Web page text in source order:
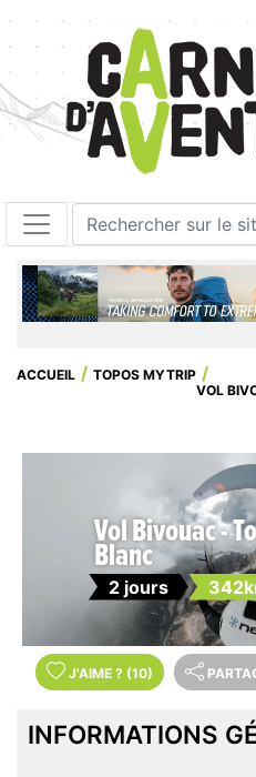
ACCUEIL
TOPOS MYTRIP
VOL
Vol Bivouac -
Blanc
2 jours
J'AIME ? (10)
INFORMATIONS